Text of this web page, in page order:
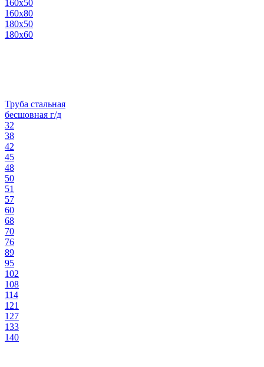
160х50
160х80
180х50
180х60
Труба стальная
бесшовная г/д
32
38
42
45
48
50
51
57
60
68
70
76
89
95
102
108
114
121
127
133
140